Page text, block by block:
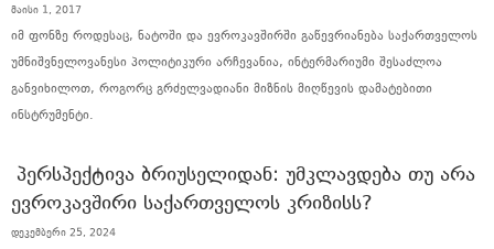
მაისი 1, 2017
იმ ფონზე როდესაც, ნატოში და ევროკავშირში გაწევრიანება საქართველოს
უმნიშვნელოვანესი პოლიტიკური არჩევანია, ინტერმარიუმი შესაძლოა
განვიხილოთ, როგორც გრძელვადიანი მიზნის მიღწევის დამატებითი
ინსტრუმენტი.
ᲞᲔᲠᲡᲞᲔᲥᲢᲘᲕᲐ ᲑᲠᲘᲣᲡᲔᲚᲘᲓᲐᲜ: ᲣᲛᲙᲚᲐᲕᲓᲔᲑᲐ ᲗᲣ ᲐᲠᲐ
ᲔᲕᲠᲝᲙᲐᲕᲨᲘᲠᲘ ᲡᲐᲥᲐᲠᲗᲕᲔᲚᲝᲡ ᲙᲠᲘᲖᲘᲡᲡ?
დეკემბერი 25, 2024